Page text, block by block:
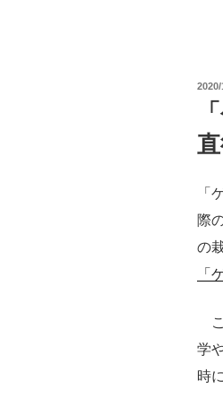
投
「
際
の
「
こ
学
時